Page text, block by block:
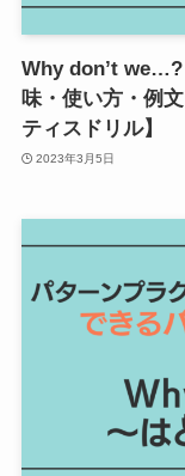
Why don’t we…?
味・使い方・例
ティスドリル】
2023年3月5日